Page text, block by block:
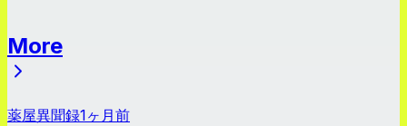
More
薬屋異聞録1ヶ月前